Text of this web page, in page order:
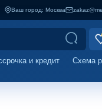
Ваш город: Москва
и кредит Схема